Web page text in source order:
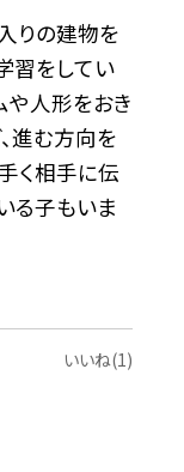
りの建物を
習をしてい
や人形をおき
進む方向を
く相手に伝
る子もいま
いいね(1)